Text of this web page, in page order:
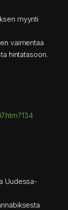
myynti
vaimentaa
hintatasoon.
Uudessa-